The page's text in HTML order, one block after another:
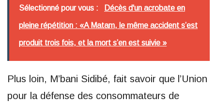
Sélectionné pour vous : Décès d'un acrobate en
pleine répétition : «A Matam, le même accident s’est
produit trois fois, et la mort s’en est suivie »
Plus loin, M’bani Sidibé, fait savoir que l’Union
pour la défense des consommateurs de